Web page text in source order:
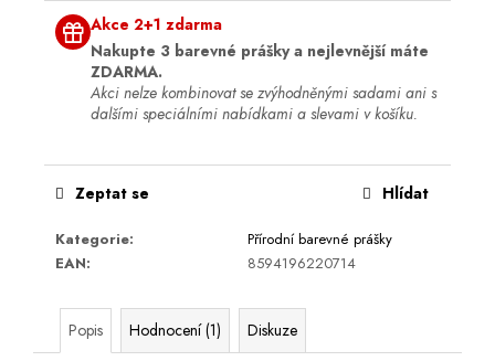
Akce 2+1 zdarma
Nakupte 3 barevné prášky a nejlevnější máte
ZDARMA.
Akci nelze kombinovat se zvýhodněnými sadami ani s
dalšími speciálními nabídkami a slevami v košíku.
Kategorie:
Přírodní barevné prášky
EAN: 8594196220714
Zeptat se Hlídat
Popis Hodnocení (1) Diskuze